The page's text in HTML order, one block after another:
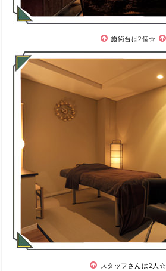
施術台は2個☆
スタッフさんは2人☆